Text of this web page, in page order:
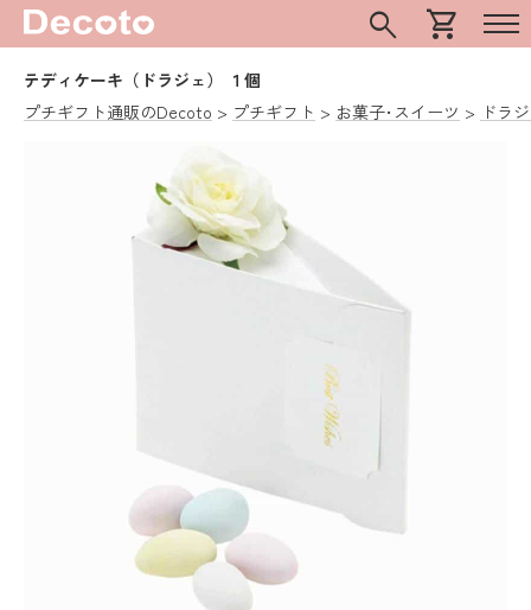
search shopping_cart
テディケーキ（ドラジェ） １個
プチギフト通販のDecoto
プチギフト お菓子･スイーツ ドラ